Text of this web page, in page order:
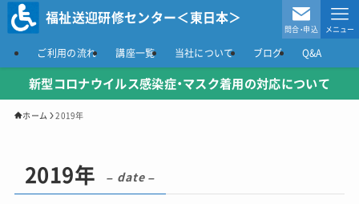
福祉送迎研修センター＜東日本＞
問合・申込 メニュー
ご利用の流れ 講座一覧 当社について ブログ Q&A
新型コロナウイルス感染症・マスク着用の対応について
ホーム 2019年
2019年 – date –